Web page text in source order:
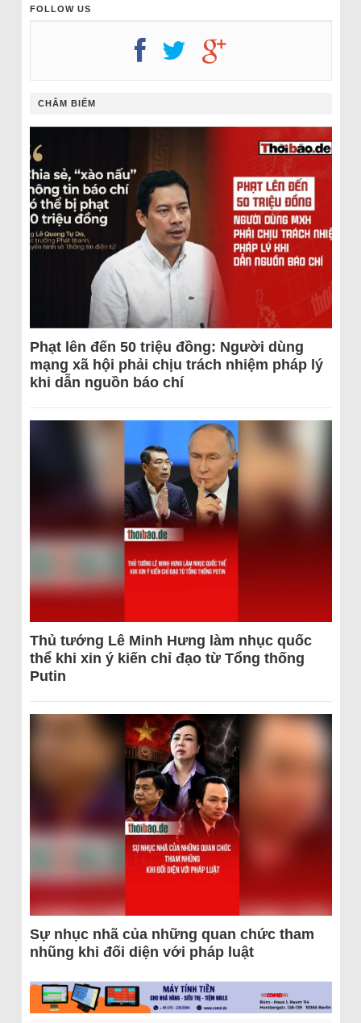
FOLLOW US
CHÂM BIẾM
Phạt lên đến 50 triệu đồng: Người dùng
mạng xã hội phải chịu trách nhiệm pháp lý
khi dẫn nguồn báo chí
Thủ tướng Lê Minh Hưng làm nhục quốc
thể khi xin ý kiến chỉ đạo từ Tổng thống
Putin
Sự nhục nhã của những quan chức tham
nhũng khi đối diện với pháp luật